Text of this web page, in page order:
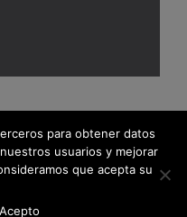
para obtener datos
usuarios y mejorar
que acepta su